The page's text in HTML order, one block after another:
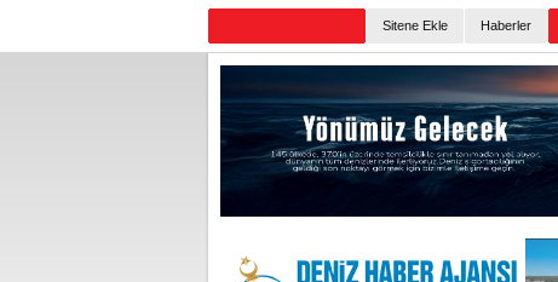
Sitene Ekle Haberler